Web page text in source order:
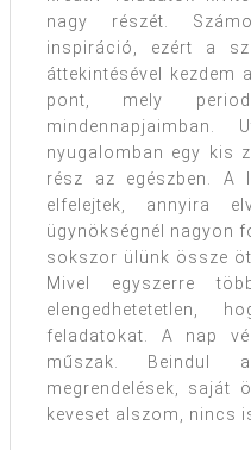
nagy részét.
inspiráció, ezért a
áttekintésével kezdem
pont, mely
nyugalomban egy kis
rész az egészben. A
elfelejtek, annyira
ügynökségnél nagyon
sokszor ülünk össze
Mivel egyszerre
elengedhetetetlen,
feladatokat. A nap
műszak. Beindul
megrendelések, saját
keveset alszom, nincs